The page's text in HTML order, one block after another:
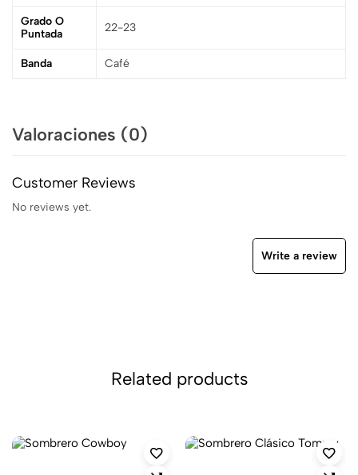
Grado O
Puntada
22-23
Banda Café
Valoraciones (0)
Customer Reviews
No reviews yet.
Write a review
Related products